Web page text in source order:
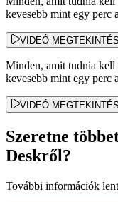
kevesebb mint egy perc
VIDEÓ
Minden, amit tudnia kell
kevesebb mint egy perc
VIDEÓ
Szeretne
Deskről?
További információk lent